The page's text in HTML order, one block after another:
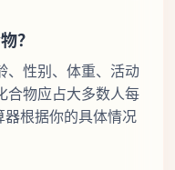
？
、性别、体重、活动
合物应占大多数人每
根据你的具体情况